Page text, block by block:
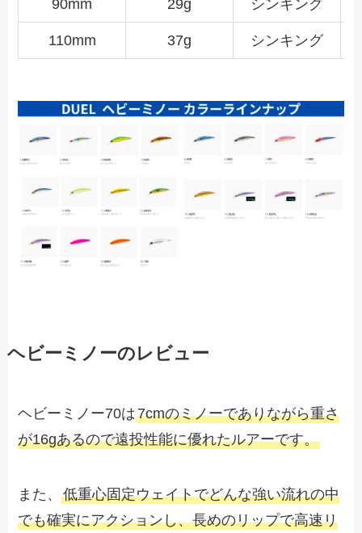
90mm 29g シンキング
110mm 37g シンキング
ヘビーミノーのレビュー
ヘビーミノー70は7cmのミノーでありながら重さ
が16gあるので遠投性能に優れたルアーです。
また、低重心固定ウェイトでどんな強い流れの中
でも確実にアクションし、長めのリップで高速リ